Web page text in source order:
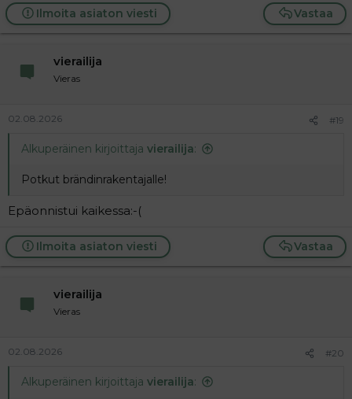
Vastaa
Ilmoita asiaton viesti
vierailija
Vieras
02.08.2026 #19
Alkuperäinen kirjoittaja vierailija:
Potkut brändinrakentajalle!
Epäonnistui kaikessa:-(
Vastaa
Ilmoita asiaton viesti
vierailija
Vieras
02.08.2026 #20
Alkuperäinen kirjoittaja vierailija: